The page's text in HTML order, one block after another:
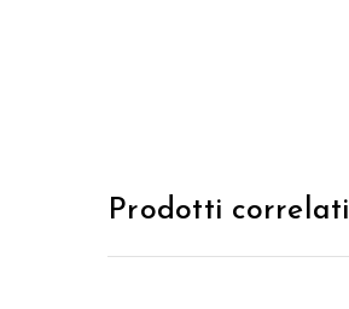
Prodotti correlati